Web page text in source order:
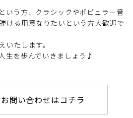
いう方、クラシックやポピュラー音
ける用意なりたいという方大歓迎で
いたします。
生を歩んでいきましょう♪
問い合わせはコチラ